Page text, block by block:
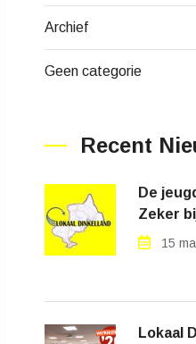
Archief
Geen categorie
Recent
De
Zeker
15
Lokaal